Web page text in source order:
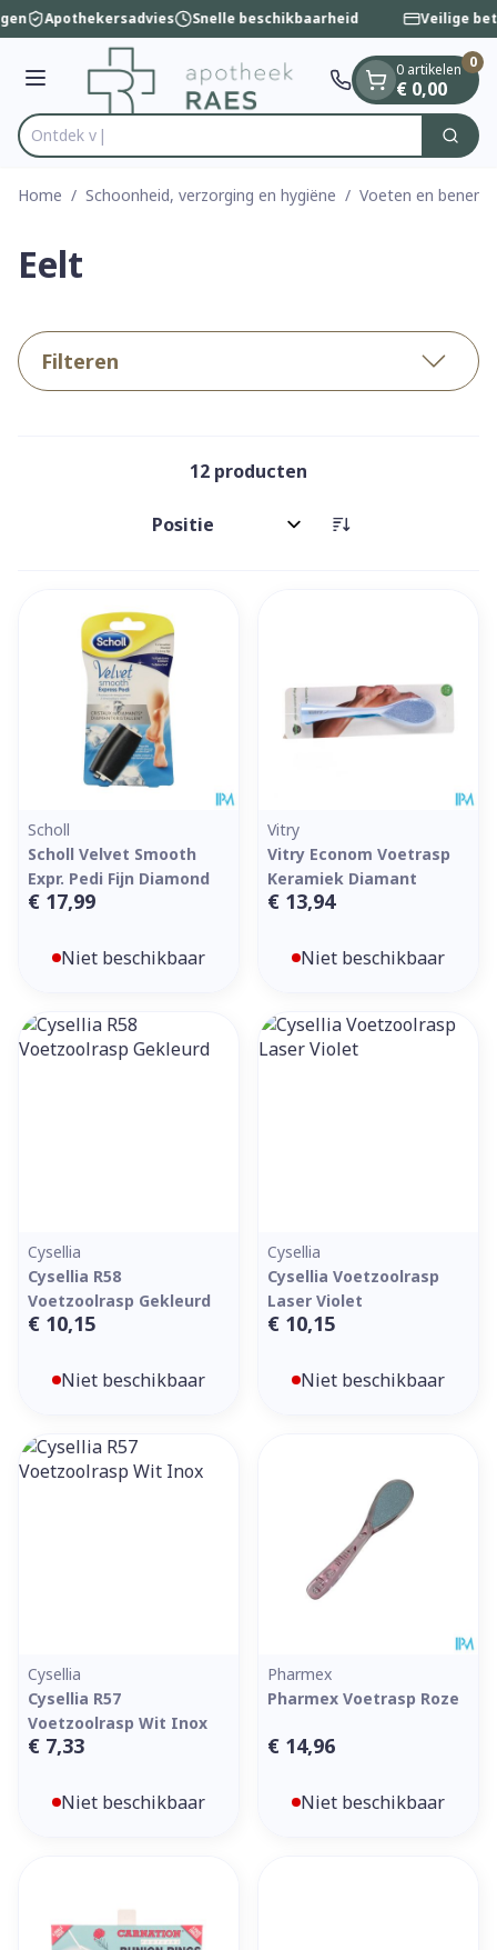
Ga naar de inhoud
1 van 1
Apothekersadvies Snelle beschikbaarheid Veilige
Menu
Product, merk, categorie...
O Zoek
0 artikelen
€ 0,00
0
Home / Schoonheid, verzorging en hygiëne / Voeten en benen
Eelt
Filteren
12 producten
Sorteer op:
Scholl
Scholl Velvet Smooth
Expr. Pedi Fijn Diamond
€ 17,99
Niet beschikbaar
Vitry
Vitry Econom Voetrasp
Keramiek Diamant
€ 13,94
Niet beschikbaar
Cysellia
Cysellia R58
Voetzoolrasp Gekleurd
€ 10,15
Niet beschikbaar
Cysellia
Cysellia Voetzoolrasp
Laser Violet
€ 10,15
Niet beschikbaar
Cysellia
Cysellia R57
Voetzoolrasp Wit Inox
€ 7,33
Niet beschikbaar
Pharmex
Pharmex Voetrasp Roze
€ 14,96
Niet beschikbaar